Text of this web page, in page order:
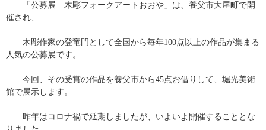
「公募展　木彫フォークアートおおや」は、養父市大屋町で開
催され、
木彫作家の登竜門として全国から毎年100点以上の作品が集まる
人気の公募展です。
今回、その受賞の作品を養父市から45点お借りして、堀光美術
館で展示します。
昨年はコロナ禍で延期しましたが、いよいよ開催することとな